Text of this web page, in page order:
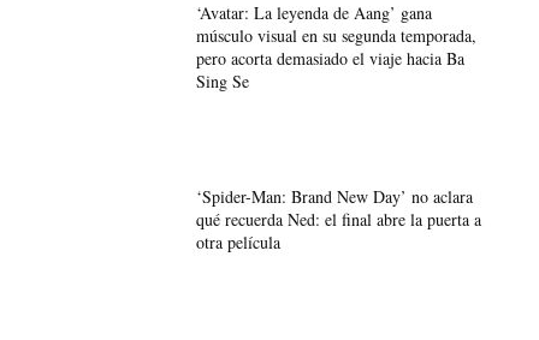
‘Avatar: La leyenda de Aang’ gana
músculo visual en su segunda temporada,
pero acorta demasiado el viaje hacia Ba
Sing Se
‘Spider-Man: Brand New Day’ no aclara
qué recuerda Ned: el final abre la puerta a
otra película